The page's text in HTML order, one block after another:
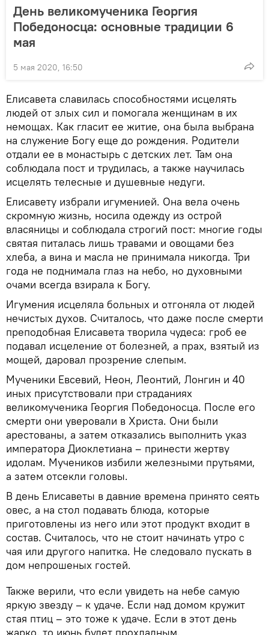
День великомученика Георгия
Победоносца: основные традиции 6
мая
5 мая 2020, 16:50
Елисавета славилась способностями исцелять
людей от злых сил и помогала женщинам в их
немощах. Как гласит ее житие, она была выбрана
на служение Богу еще до рождения. Родители
отдали ее в монастырь с детских лет. Там она
соблюдала пост и трудилась, а также научилась
исцелять телесные и душевные недуги.
Елисавету избрали игуменией. Она вела очень
скромную жизнь, носила одежду из острой
власяницы и соблюдала строгий пост: многие годы
святая питалась лишь травами и овощами без
хлеба, а вина и масла не принимала никогда. Три
года не поднимала глаз на небо, но духовными
очами всегда взирала к Богу.
Игумения исцеляла больных и отгоняла от людей
нечистых духов. Считалось, что даже после смерти
преподобная Елисавета творила чудеса: гроб ее
подавал исцеление от болезней, а прах, взятый из
мощей, даровал прозрение слепым.
Мученики Евсевий, Неон, Леонтий, Лонгин и 40
иных присутствовали при страданиях
великомученика Георгия Победоносца. После его
смерти они уверовали в Христа. Они были
арестованы, а затем отказались выполнить указ
императора Диоклетиана – принести жертву
идолам. Мучеников избили железными прутьями,
а затем отсекли головы.
В день Елисаветы в давние времена принято сеять
овес, а на стол подавать блюда, которые
приготовлены из него или этот продукт входит в
состав. Считалось, что не стоит начинать утро с
чая или другого напитка. Не следовало пускать в
дом непрошеных гостей.
Также верили, что если увидеть на небе самую
яркую звезду – к удаче. Если над домом кружит
стая птиц – это тоже к удаче. Если в этот день
жарко, то июнь будет прохладным.